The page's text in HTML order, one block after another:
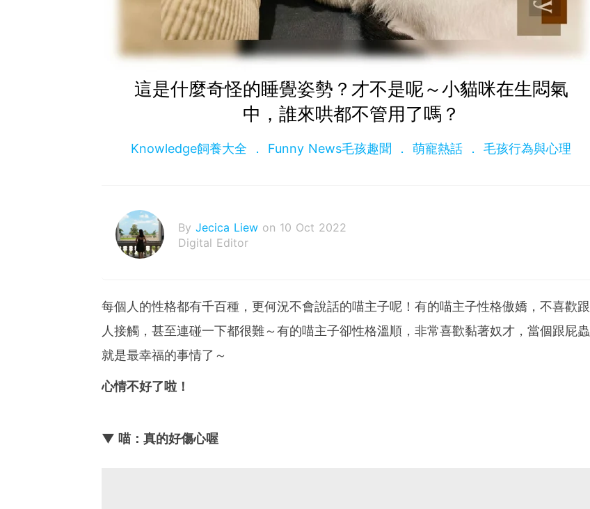
這是什麼奇怪的睡覺姿勢？才不是呢～小貓咪在生悶氣
中，誰來哄都不管用了嗎？
Knowledge飼養大全 Funny News毛孩趣聞 萌寵熱話 毛孩行為與心理
By Jecica Liew on 10 Oct 2022
Digital Editor
每個人的性格都有千百種，更何況不會說話的喵主子呢！有的喵主子性格傲嬌，不喜歡跟
人接觸，甚至連碰一下都很難～有的喵主子卻性格溫順，非常喜歡黏著奴才，當個跟屁蟲
就是最幸福的事情了～
心情不好了啦！
▼ 喵：真的好傷心喔